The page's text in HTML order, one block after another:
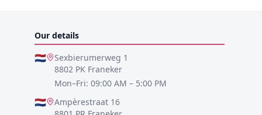
Our details
🇳🇱
Sexbierumerweg 1
8802 PK Franeker
Mon–Fri: 09:00 AM – 5:00 PM
🇳🇱
Ampèrestraat 16